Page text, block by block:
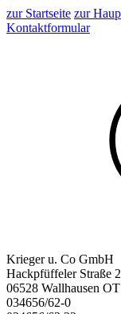
zur Startseite zur
Kontaktformular
Krieger u. Co GmbH
Hackpfüffeler Straße
06528 Wallhausen
034656/62-0